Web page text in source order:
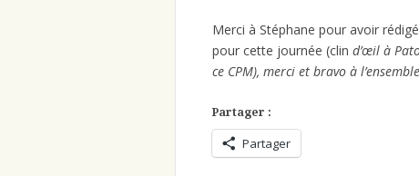
Merci à Stéphane pour avoir
pour cette journée (clin d’œil à
ce CPM), merci et bravo à
Partager :
Partager